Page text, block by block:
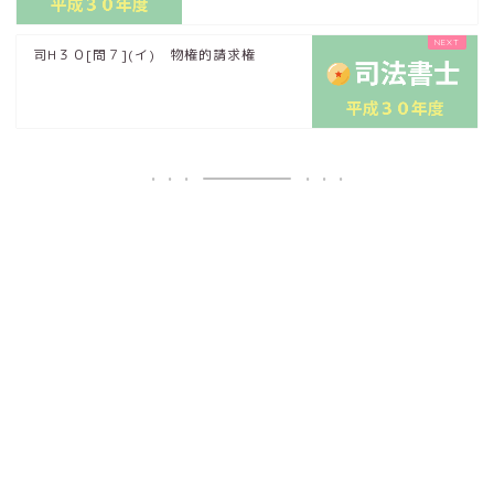
司H３０[問７](イ) 物権的請求権